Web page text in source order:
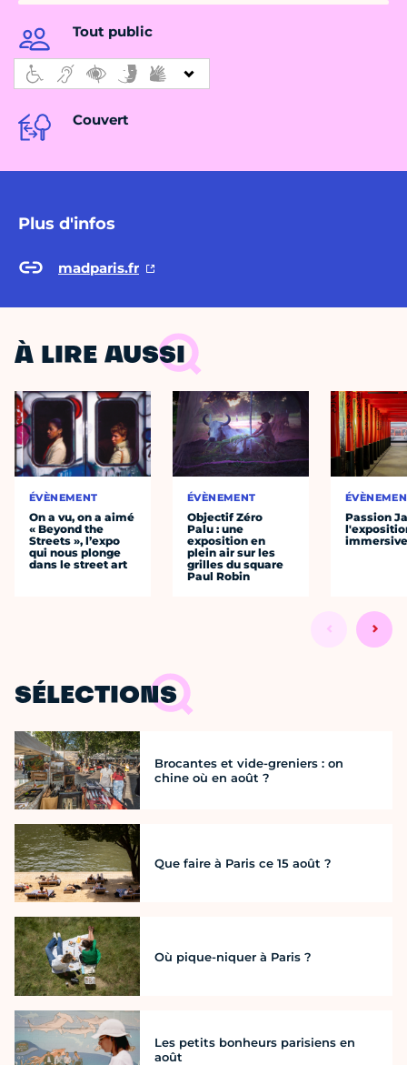
Tout public
Couvert
Plus d'infos
madparis.fr
À LIRE AUSSI
ÉVÈNEMENT
On a vu, on a aimé
« Beyond the
Streets », l’expo
qui nous plonge
dans le street art
ÉVÈNEMENT
Objectif Zéro
Palu : une
exposition en
plein air sur les
grilles du square
Paul Robin
Passion
SÉLECTIONS
Brocantes et vide-greniers : on
chine où en août ?
Que faire à Paris ce 15 août ?
Où pique-niquer à Paris ?
Les petits bonheurs parisiens en
août